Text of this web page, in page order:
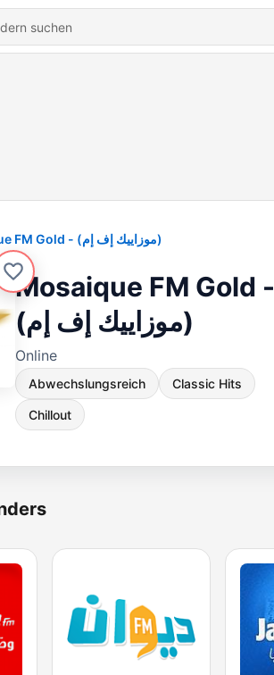
Mosaique FM Gold - (موزاييك إف إم)
Mosaique FM Gold -
(موزاييك إف إم)
Online
Abwechslungsreich Classic Hits
Chillout